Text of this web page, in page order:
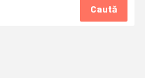
Caută